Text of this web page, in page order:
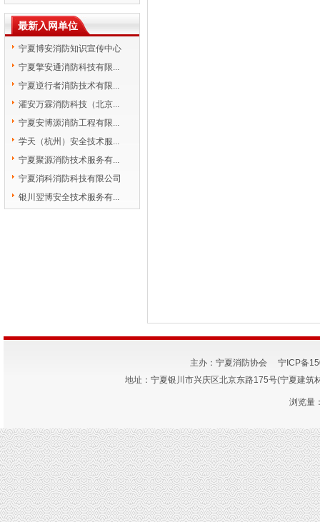
最新入网单位
宁夏博安消防知识宣传中心
宁夏擎安通消防科技有限...
宁夏逆行者消防技术有限...
濯安万霖消防科技（北京...
宁夏安博源消防工程有限...
学天（杭州）安全技术服...
宁夏聚源消防技术服务有...
宁夏消科消防科技有限公司
银川翌博安全技术服务有...
主办：宁夏消防协会宁ICP备
地址：宁夏银川市兴庆区北京东路175号(宁夏
浏览量